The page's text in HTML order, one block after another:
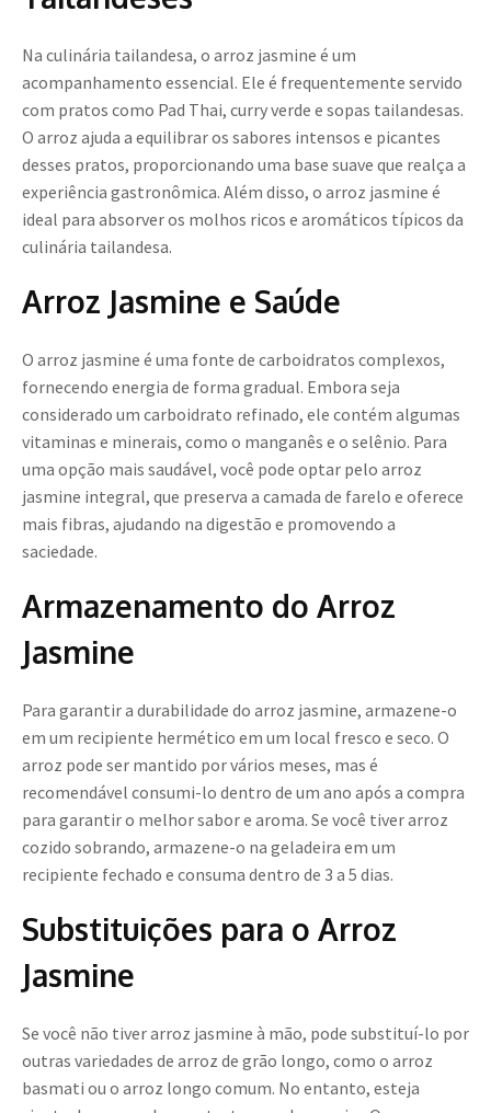
Na culinária tailandesa, o arroz jasmine é um
acompanhamento essencial. Ele é frequentemente servido
com pratos como Pad Thai, curry verde e sopas tailandesas.
O arroz ajuda a equilibrar os sabores intensos e picantes
desses pratos, proporcionando uma base suave que realça a
experiência gastronômica. Além disso, o arroz jasmine é
ideal para absorver os molhos ricos e aromáticos típicos da
culinária tailandesa.
Arroz Jasmine e Saúde
O arroz jasmine é uma fonte de carboidratos complexos,
fornecendo energia de forma gradual. Embora seja
considerado um carboidrato refinado, ele contém algumas
vitaminas e minerais, como o manganês e o selênio. Para
uma opção mais saudável, você pode optar pelo arroz
jasmine integral, que preserva a camada de farelo e oferece
mais fibras, ajudando na digestão e promovendo a
saciedade.
Armazenamento do Arroz
Jasmine
Para garantir a durabilidade do arroz jasmine, armazene-o
em um recipiente hermético em um local fresco e seco. O
arroz pode ser mantido por vários meses, mas é
recomendável consumi-lo dentro de um ano após a compra
para garantir o melhor sabor e aroma. Se você tiver arroz
cozido sobrando, armazene-o na geladeira em um
recipiente fechado e consuma dentro de 3 a 5 dias.
Substituições para o Arroz
Jasmine
Se você não tiver arroz jasmine à mão, pode substituí-lo por
outras variedades de arroz de grão longo, como o arroz
basmati ou o arroz longo comum. No entanto, esteja